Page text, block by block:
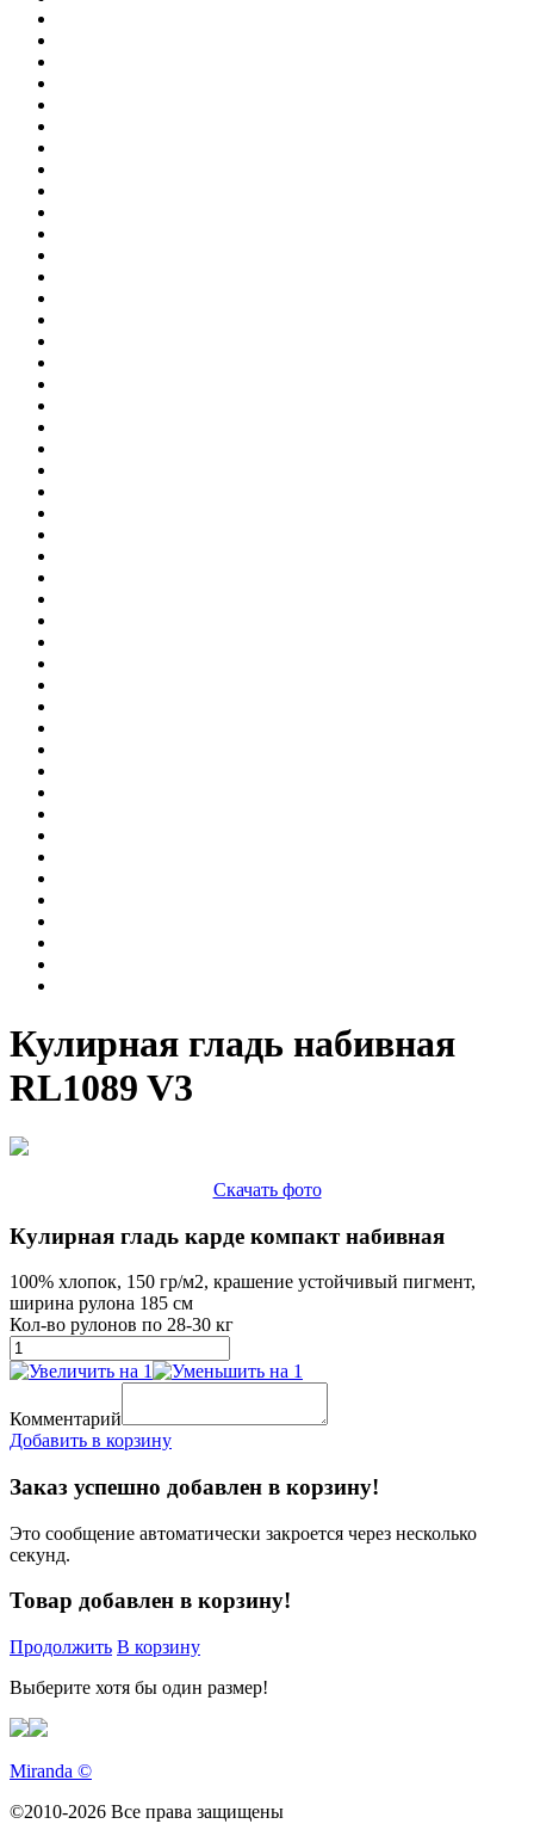
Кулирная гладь набивная
RL1089 V3
Скачать фото
Кулирная гладь карде компакт набивная
100% хлопок, 150 гр/м2, крашение устойчивый пигмент,
ширина рулона 185 см
Кол-во рулонов по 28-30 кг
Комментарий
Добавить в корзину
Заказ успешно добавлен в корзину!
Это сообщение автоматически закроется через несколько
секунд.
Товар добавлен в корзину!
Продолжить В корзину
Выберите хотя бы один размер!
Miranda ©
©2010-2026 Все права защищены